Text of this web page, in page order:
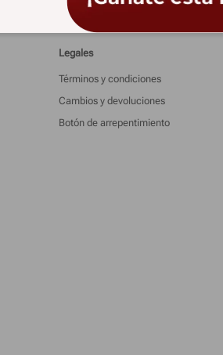
Legales
Términos y condiciones
Cambios y devoluciones
Botón de arrepentimiento